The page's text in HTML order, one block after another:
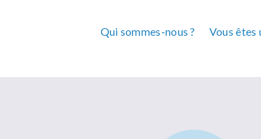
Qui sommes-nous ? Vous êtes